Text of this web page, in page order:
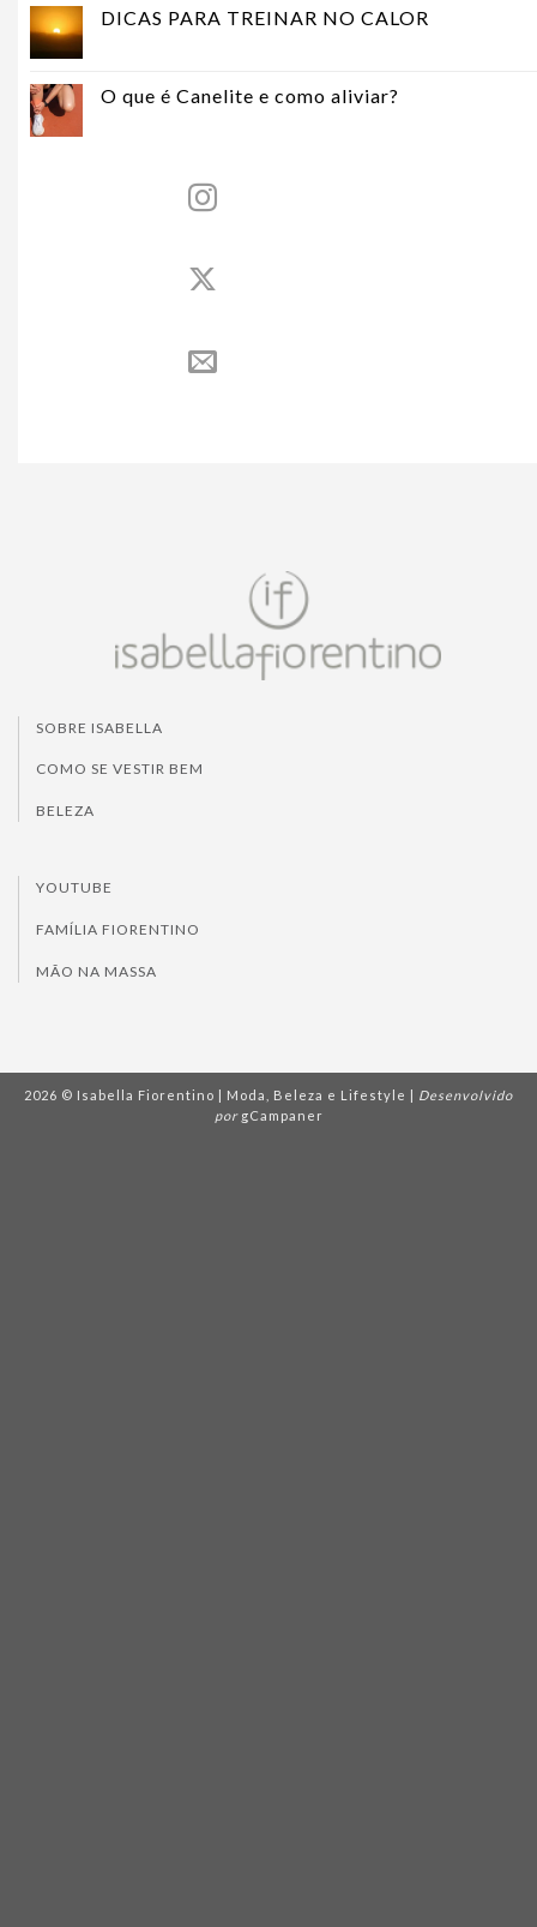
DICAS PARA TREINAR NO CALOR
O que é Canelite e como aliviar?
SOBRE ISABELLA
COMO SE VESTIR BEM
BELEZA
YOUTUBE
FAMÍLIA FIORENTINO
MÃO NA MASSA
2026 © Isabella Fiorentino | Moda, Beleza e Lifestyle | Desenvolvido
por gCampaner